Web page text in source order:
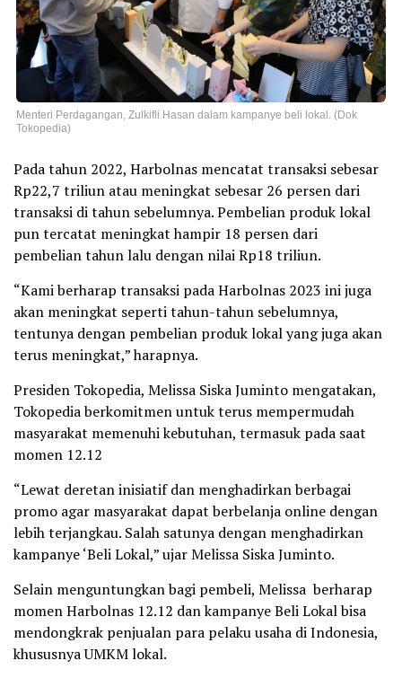
Menteri Perdagangan, Zulkifli Hasan dalam kampanye beli lokal. (Dok
Tokopedia)
Pada tahun 2022, Harbolnas mencatat transaksi sebesar
Rp22,7 triliun atau meningkat sebesar 26 persen dari
transaksi di tahun sebelumnya. Pembelian produk lokal
pun tercatat meningkat hampir 18 persen dari
pembelian tahun lalu dengan nilai Rp18 triliun.
“Kami berharap transaksi pada Harbolnas 2023 ini juga
akan meningkat seperti tahun-tahun sebelumnya,
tentunya dengan pembelian produk lokal yang juga akan
terus meningkat,” harapnya.
Presiden Tokopedia, Melissa Siska Juminto mengatakan,
Tokopedia berkomitmen untuk terus mempermudah
masyarakat memenuhi kebutuhan, termasuk pada saat
momen 12.12
“Lewat deretan inisiatif dan menghadirkan berbagai
promo agar masyarakat dapat berbelanja online dengan
lebih terjangkau. Salah satunya dengan menghadirkan
kampanye ‘Beli Lokal,” ujar Melissa Siska Juminto.
Selain menguntungkan bagi pembeli, Melissa berharap
momen Harbolnas 12.12 dan kampanye Beli Lokal bisa
mendongkrak penjualan para pelaku usaha di Indonesia,
khususnya UMKM lokal.